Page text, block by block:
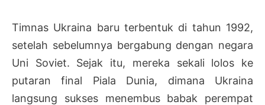
Timnas Ukraina baru terbentuk di tahun 1992,
setelah sebelumnya bergabung dengan negara
Uni Soviet. Sejak itu, mereka sekali lolos ke
putaran final Piala Dunia, dimana Ukraina
langsung sukses menembus babak perempat